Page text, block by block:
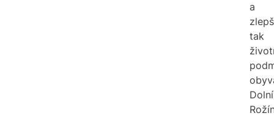
a
tak
Dolní